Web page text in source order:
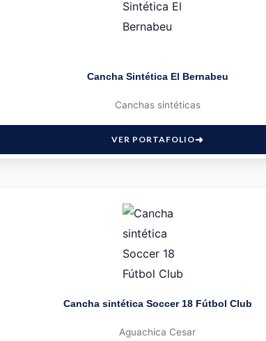
Cancha Sintética El Bernabeu
Canchas sintéticas
VER PORTAFOLIO
Cancha sintética Soccer 18 Fútbol Club
Aguachica Cesar